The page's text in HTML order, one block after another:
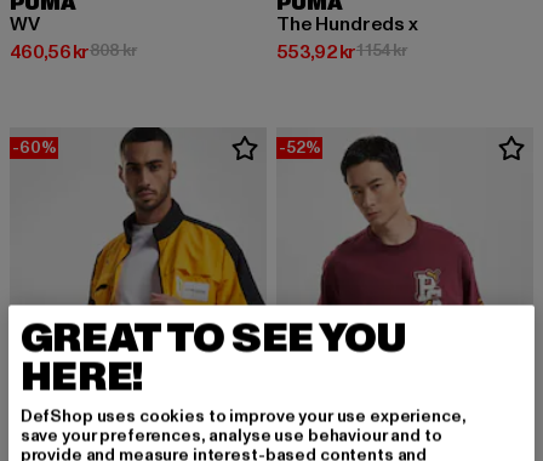
WV
460,56 kr
Nuvarande pris: 460,56 kr
808 krKampanjpris: 808 kr
The Hundreds x
553,92 kr
Nuvarande pris: 553,92 kr
1 154 krKampanjpris: 1 154
-60% -52%
GREAT TO SEE YOU
HERE!
DefShop uses cookies to improve your use experience,
save your preferences, analyse use behaviour and to
provide and measure interest-based contents and